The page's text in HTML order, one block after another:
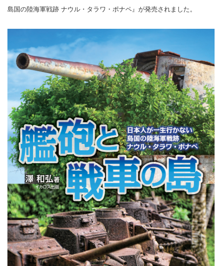
島国の陸海軍戦跡 ナウル・タラワ・ポナペ』が発売されました。